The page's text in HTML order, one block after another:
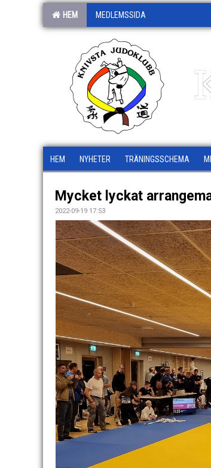
HEM MEDLEMSSIDA
HEM NYHETER TRÄNINGSSCHEMA
Mycket lyckat
2022-09-19 17:53